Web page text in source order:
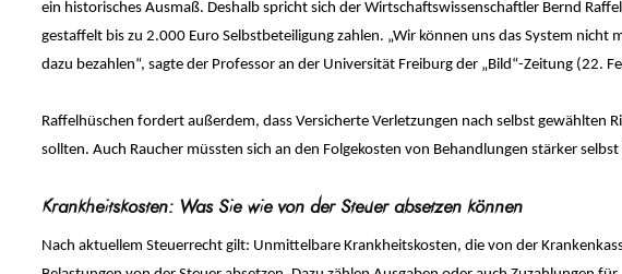
ein historisches Ausmaß. Deshalb spricht sich der Wirtschaftswissenschaftler Bernd
gestaffelt bis zu 2.000 Euro Selbstbeteiligung zahlen. „Wir können uns das System nicht
dazu bezahlen“, sagte der Professor an der Universität Freiburg der „Bild“-Zeitung (22.
Raffelhüschen fordert außerdem, dass Versicherte Verletzungen nach selbst gewählten
sollten. Auch Raucher müssten sich an den Folgekosten von Behandlungen stärker
Krankheitskosten: Was Sie wie von der Steuer absetzen können
Nach aktuellem Steuerrecht gilt: Unmittelbare Krankheitskosten, die von der